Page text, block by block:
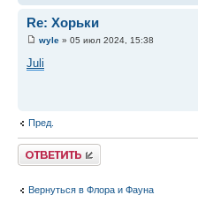
Re: Хорьки
wyle » 05 июл 2024, 15:38
Juli
Пред.
Ответить
Вернуться в Флора и Фауна